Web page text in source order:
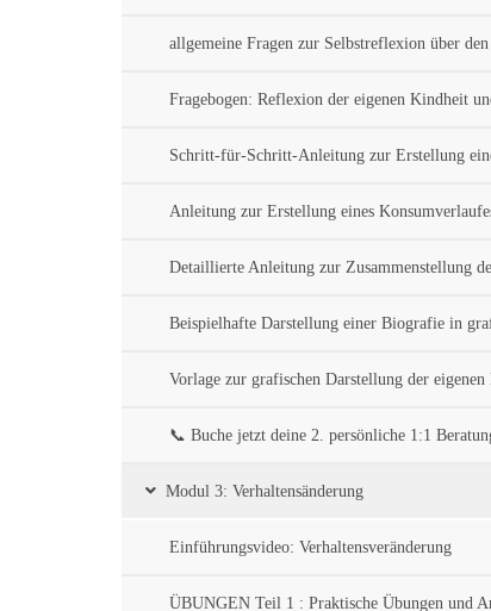
allgemeine Fragen zur Selbstreflexion über
Fragebogen: Reflexion der eigenen Kindheit
Schritt-für-Schritt-Anleitung zur Erstellung
Anleitung zur Erstellung eines
Detaillierte Anleitung zur Zusammenstellung
Beispielhafte Darstellung einer Biografie in
Vorlage zur grafischen Darstellung der
📞 Buche jetzt deine 2. persönliche 1:1
Modul 3: Verhaltensänderung
Einführungsvideo: Verhaltensveränderung
ÜBUNGEN Teil 1 : Praktische Übungen und